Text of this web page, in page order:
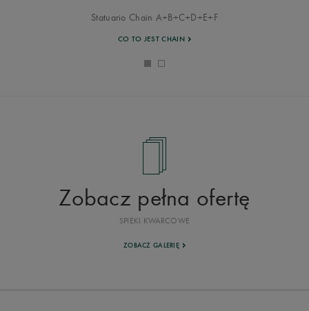
Statuario Chain A+B+C+D+E+F
CO TO JEST CHAIN
Zobacz pełna ofertę
SPIEKI KWARCOWE
ZOBACZ GALERIĘ